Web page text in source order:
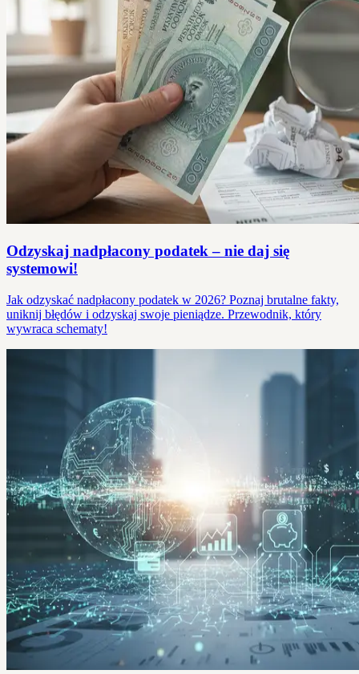
Odzyskaj nadpłacony podatek – nie daj się
systemowi!
Jak odzyskać nadpłacony podatek w 2026? Poznaj brutalne fakty,
uniknij błędów i odzyskaj swoje pieniądze. Przewodnik, który
wywraca schematy!